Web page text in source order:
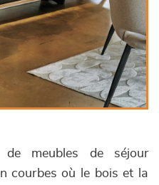
de meubles de séjour
courbes où le bois et la